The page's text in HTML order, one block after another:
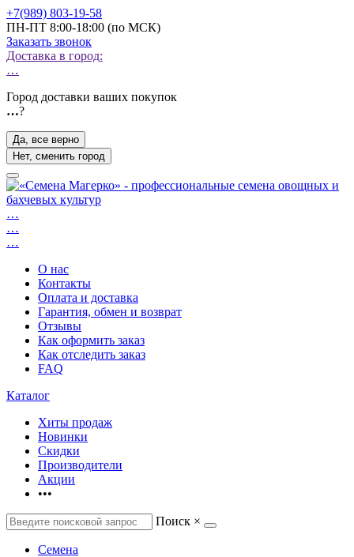
+7(989) 803-19-58
ПН-ПТ 8:00-18:00 (по МСК)
Заказать звонок
Доставка в город:
…
Город доставки ваших покупок
…?
Да, все верно
Нет, сменить город
…
…
…
О нас
Контакты
Оплата и доставка
Гарантия, обмен и возврат
Отзывы
Как оформить заказ
Как отследить заказ
FAQ
Каталог
Хиты продаж
Новинки
Скидки
Производители
Акции
•••
Поиск ×
Семена